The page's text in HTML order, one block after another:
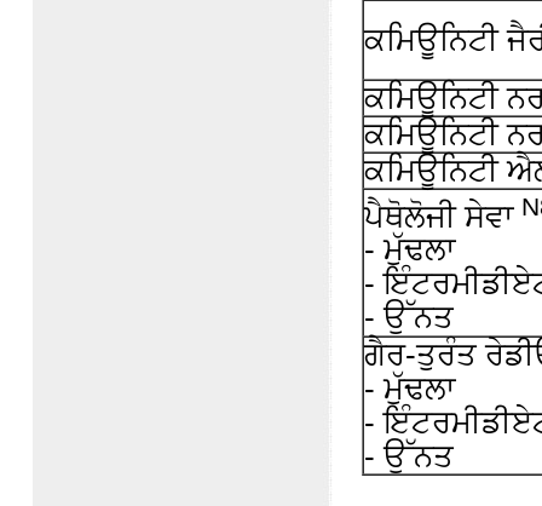
ਕਮਿਊਨਿਟੀ
ਕਮਿਊਨਿਟੀ
ਕਮਿਊਨਿਟੀ
ਕਮਿਊਨਿਟੀ
ਪੈਥੋਲੋਜੀ ਸੇਵਾ
- ਮੁੱਢਲਾ
-
- ਉੱਨਤ
ਗੈਰ-ਤੁਰੰਤ
- ਮੁੱਢਲਾ
-
- ਉੱਨਤ